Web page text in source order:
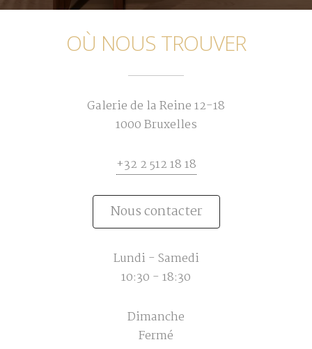
OÙ NOUS TROUVER
Galerie de la Reine 12-18
1000 Bruxelles
+32 2 512 18 18
Nous contacter
Lundi - Samedi
10:30 - 18:30
Dimanche
Fermé